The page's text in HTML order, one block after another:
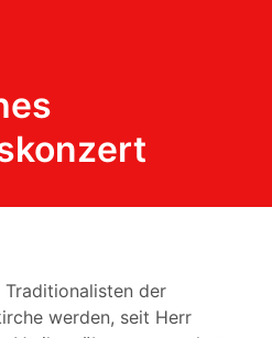
Traditionalisten der
werden, seit Herr